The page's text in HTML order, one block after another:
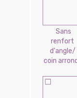
Sans
renfort
d'angle/
coin